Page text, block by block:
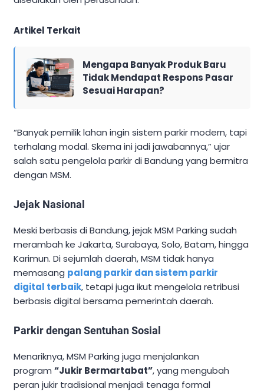
Artikel Terkait
Mengapa Banyak Produk Baru
Tidak Mendapat Respons Pasar
Sesuai Harapan?
“Banyak pemilik lahan ingin sistem parkir modern, tapi
terhalang modal. Skema ini jadi jawabannya,” ujar
salah satu pengelola parkir di Bandung yang bermitra
dengan MSM.
Jejak Nasional
Meski berbasis di Bandung, jejak MSM Parking sudah
merambah ke Jakarta, Surabaya, Solo, Batam, hingga
Karimun. Di sejumlah daerah, MSM tidak hanya
memasang palang parkir dan sistem parkir
digital terbaik, tetapi juga ikut mengelola retribusi
berbasis digital bersama pemerintah daerah.
Parkir dengan Sentuhan Sosial
Menariknya, MSM Parking juga menjalankan
program “Jukir Bermartabat”, yang mengubah
peran jukir tradisional menjadi tenaga formal